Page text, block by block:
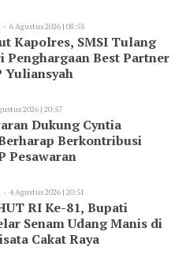
6 Agustus 2026 | 08:55
Kapolres, SMSI Tulang
Penghargaan Best Partner
Yuliansyah
2026 | 20:57
Dukung Cyntia
Berkontribusi
Pesawaran
4 Agustus 2026 | 20:51
RI Ke-81, Bupati
Senam Udang Manis di
Cakat Raya